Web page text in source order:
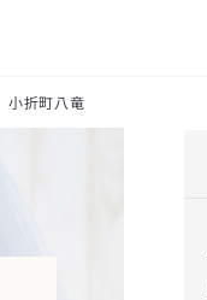
小折町八竜